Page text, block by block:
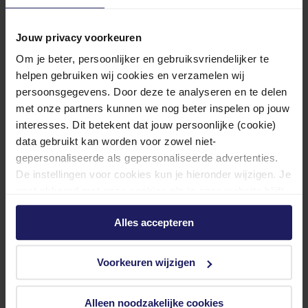
Jouw privacy voorkeuren
Om je beter, persoonlijker en gebruiksvriendelijker te
helpen gebruiken wij cookies en verzamelen wij
persoonsgegevens. Door deze te analyseren en te delen
met onze partners kunnen we nog beter inspelen op jouw
interesses. Dit betekent dat jouw persoonlijke (cookie)
data gebruikt kan worden voor zowel niet-
gepersonaliseerde als gepersonaliseerde advertenties.
De instellingen voor cookies kun je hieronder wijzigen. Je
gebruiken.
Alles accepteren
Voorkeuren wijzigen
Alleen noodzakelijke cookies
020 500 1500
Contact opnemen
MSI
nl.msi.com
085 401 1315
myservice@msi.com
Noctua
noctua.at
support@noctua.at
Palit.com